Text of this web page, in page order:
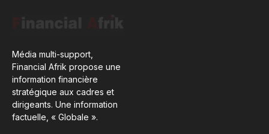
Média multi-support,
Financial Afrik propose une
information financière
stratégique aux cadres et
dirigeants. Une information
factuelle, « Globale ».